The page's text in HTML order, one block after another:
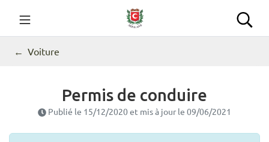
contenu
Commune de Seillans
Voiture
Permis de conduire
Publié le 15/12/2020et mis à jour le 09/06/2021